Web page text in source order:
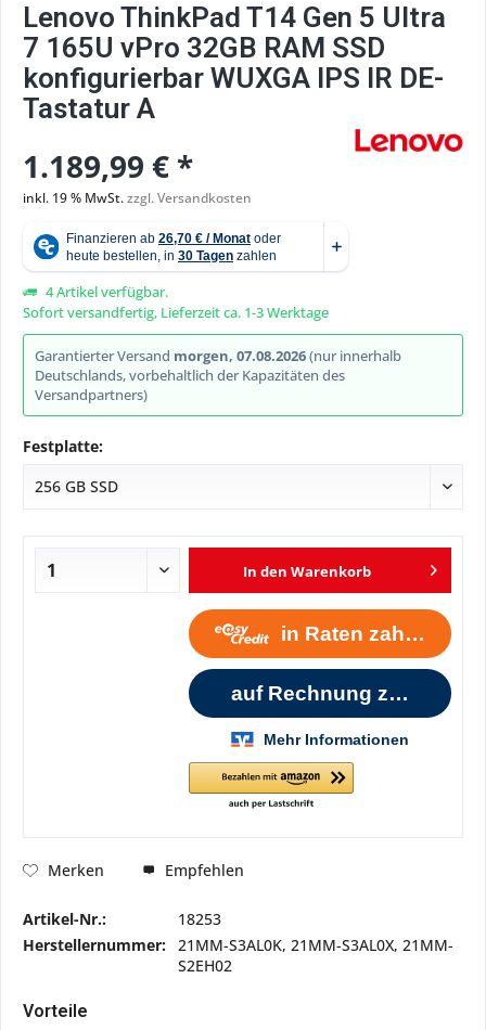
Lenovo ThinkPad T14 Gen 5 Ultra
7 165U vPro 32GB RAM SSD
konfigurierbar WUXGA IPS IR DE-
Tastatur A
1.189,99 € *
inkl. 19 % MwSt.zzgl. Versandkosten
4 Artikel verfügbar.
Sofort versandfertig, Lieferzeit ca. 1-3 Werktage
Garantierter Versand morgen, 07.08.2026(nur innerhalb
Deutschlands, vorbehaltlich der Kapazitäten des
Versandpartners)
Festplatte:
In den Warenkorb
Merken Empfehlen
Artikel-Nr.:
18253
Herstellernummer:
21MM-S3AL0K, 21MM-S3AL0X, 21MM-
S2EH02
Vorteile